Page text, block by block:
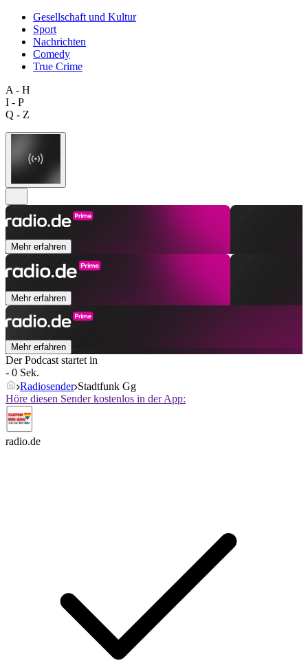
Gesellschaft und Kultur
Sport
Nachrichten
Comedy
True Crime
A - H
I - P
Q - Z
Mehr erfahren
Mehr erfahren
Mehr erfahren
Der Podcast startet in
- 0 Sek.
Radiosender Stadtfunk Gg
Höre diesen Sender kostenlos in der App:
radio.de